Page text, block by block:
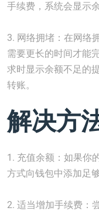
手续费，系统会显示
3. 网络拥堵：在网络
需要更长的时间才能
求时显示余额不足的
转账。
解决方
1. 充值余额：如果你
方式向钱包中添加足
2. 适当增加手续费：